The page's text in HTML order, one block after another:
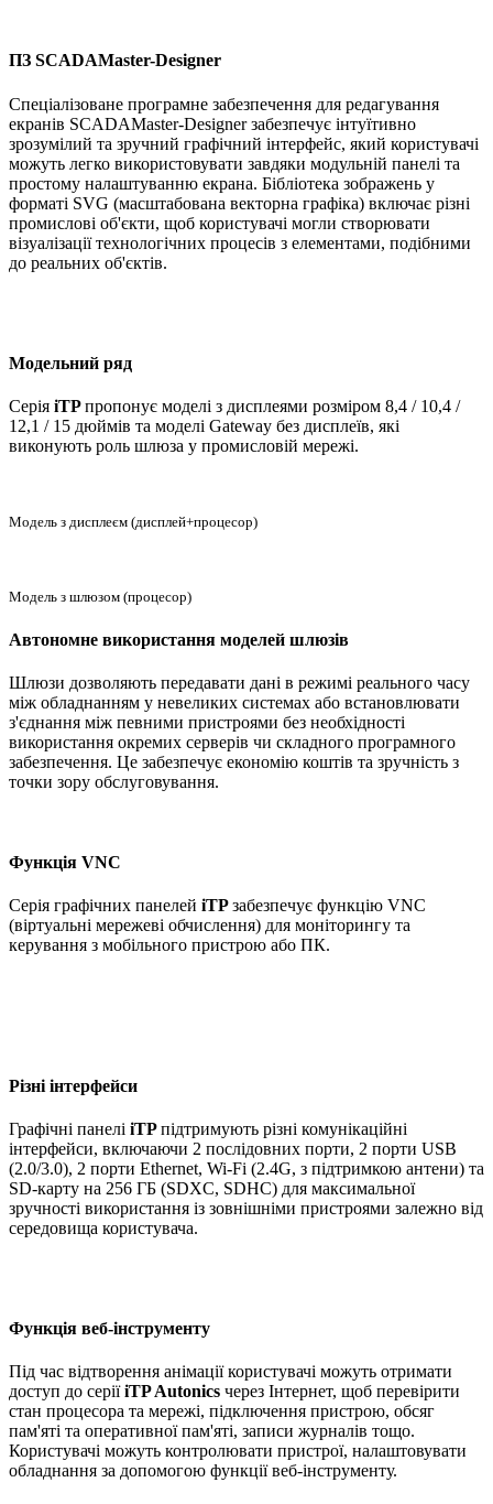
ПЗ SCADAMaster-Designer
Спеціалізоване програмне забезпечення для редагування
екранів SCADAMaster-Designer забезпечує інтуїтивно
зрозумілий та зручний графічний інтерфейс, який користувачі
можуть легко використовувати завдяки модульній панелі та
простому налаштуванню екрана. Бібліотека зображень у
форматі SVG (масштабована векторна графіка) включає різні
промислові об'єкти, щоб користувачі могли створювати
візуалізації технологічних процесів з елементами, подібними
до реальних об'єктів.
Модельний ряд
Серія iTPпропонує моделі з дисплеями розміром 8,4 / 10,4 /
12,1 / 15 дюймів та моделі Gateway без дисплеїв, які
виконують роль шлюза у промисловій мережі.
Модель з дисплеєм (дисплей+процесор)
Модель з шлюзом (процесор)
Автономне використання моделей шлюзів
Шлюзи дозволяють передавати дані в режимі реального часу
між обладнанням у невеликих системах або встановлювати
з'єднання між певними пристроями без необхідності
використання окремих серверів чи складного програмного
забезпечення. Це забезпечує економію коштів та зручність з
точки зору обслуговування.
Функція VNC
Серія графічних панелей iTPзабезпечує функцію VNC
(віртуальні мережеві обчислення) для моніторингу та
керування з мобільного пристрою або ПК.
Різні інтерфейси
Графічні панелі iTPпідтримують різні комунікаційні
інтерфейси, включаючи 2 послідовних порти, 2 порти USB
(2.0/3.0), 2 порти Ethernet, Wi-Fi (2.4G, з підтримкою антени) та
SD-карту на 256 ГБ (SDXC, SDHC) для максимальної
зручності використання із зовнішніми пристроями залежно від
середовища користувача.
Функція веб-інструменту
Під час відтворення анімації користувачі можуть отримати
доступ до серіїiTPAutonics через Інтернет, щоб перевірити
стан процесора та мережі, підключення пристрою, обсяг
пам'яті та оперативної пам'яті, записи журналів тощо.
Користувачі можуть контролювати пристрої, налаштовувати
обладнання за допомогою функції веб-інструменту.